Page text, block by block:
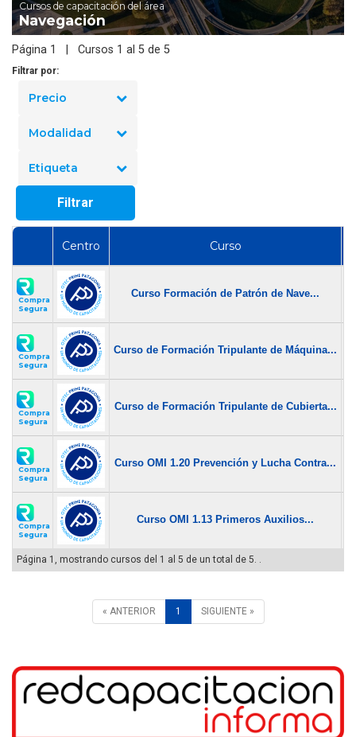
Cursos de capacitación del área
Navegación
Página 1 | Cursos 1 al 5 de 5
Filtrar por:
Precio
Modalidad
Etiqueta
Filtrar
Centro Curso
Compra
Segura
Curso Formación de Patrón de Nave...
Compra
Segura
Curso de Formación Tripulante de Máquina...
Compra
Segura
Curso de Formación Tripulante de Cubierta...
Compra
Segura
Curso OMI 1.20 Prevención y Lucha Contra...
Compra
Segura
Curso OMI 1.13 Primeros Auxilios...
Página 1, mostrando cursos del 1 al 5 de un total de 5. .
« ANTERIOR 1 SIGUIENTE »